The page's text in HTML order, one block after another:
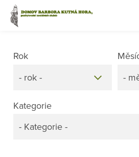
Kategorie
- Kategorie -
Rok
- rok -
-